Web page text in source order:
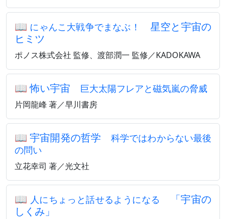
📖 にゃんこ大戦争でまなぶ！
星空と宇宙の
ヒミツ
ポノス株式会社 監修、渡部潤一 監修／KADOKAWA
📖怖い宇宙 巨大太陽フレアと磁気嵐の脅威
片岡龍峰 著／早川書房
📖宇宙開発の哲学科学ではわからない最後
の問い
立花幸司 著／光文社
📖 人にちょっと話せるようになる
「宇宙の
しくみ」